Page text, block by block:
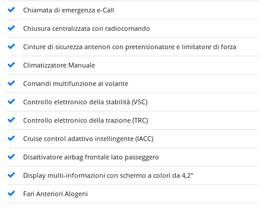
Chiamata di emergenza e-Call
Chiusura centralizzata con radiocomando
Cinture di sicurezza anteriori con pretensionatore e limitatore di forza
Climatizzatore Manuale
Comandi multifunzione al volante
Controllo elettronico della stabilità (VSC)
Controllo elettronico della trazione (TRC)
Cruise control adattivo intellingente (IACC)
Disattivatore airbag frontale lato passeggero
Display multi-informazioni con schermo a colori da 4,2"
Fari Anteriori Alogeni